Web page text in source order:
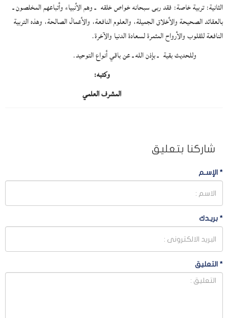
الثانية: تربية خاصة: فقد ربى سبحانه خواص خلقه ـ وهم الأنبياء وأتباعهم المخلصون ـ
بالعقائد الصحيحة والأخلاق الجميلة، والعلوم النافعة، والأعمال الصالحة، وهذه التربية
النافعة للقلوب والأرواح المثمرة لسعادة الدنيا والآخرة.
وللحديث بقية ـ بإذن الله ـ عن باقي أنواع التوحيد.
وكتبه:
المشرف العلمي
شاركنا بتعليق
* الإسـم
* بريـدك
* التعليق